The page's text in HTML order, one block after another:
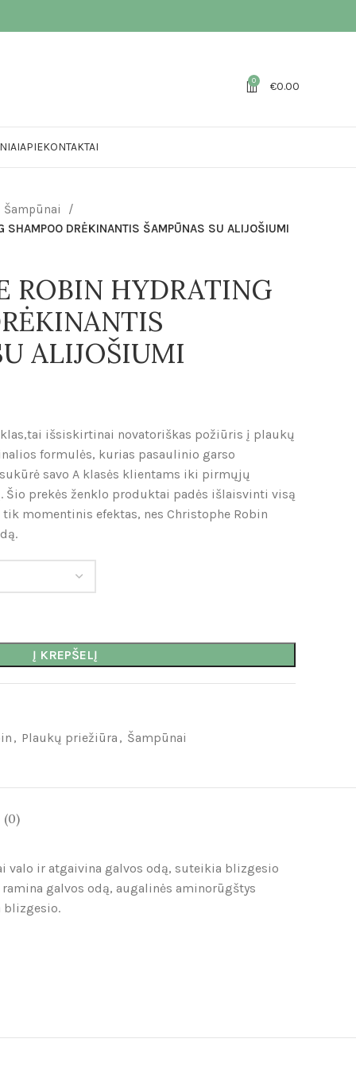
0 €0.00
APIEKONTAKTAI
Šampūnai
SHAMPOO DRĖKINANTIS ŠAMPŪNAS SU ALIJOŠIUMI
ROBIN HYDRATING
ALIJOŠIUMI
išsiskirtinai novatoriškas požiūris į plaukų
formulės, kurias pasaulinio garso
savo A klasės klientams iki pirmųjų
prekės ženklo produktai padės išlaisvinti visą
momentinis efektas, nes Christophe Robin
Į KREPŠELĮ
, Plaukų priežiūra , Šampūnai
(0)
valo ir atgaivina galvos odą, suteikia blizgesio
galvos odą, augalinės aminorūgštys
blizgesio.